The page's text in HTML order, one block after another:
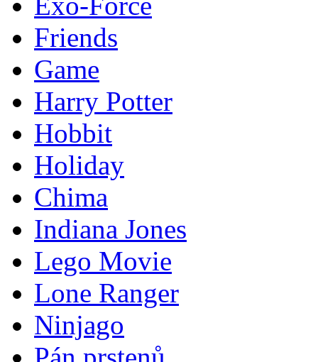
Friends
Game
Harry Potter
Hobbit
Holiday
Chima
Indiana Jones
Lego Movie
Lone Ranger
Ninjago